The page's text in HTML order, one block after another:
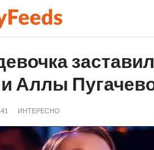
Аллы
ИНТЕРЕСНО